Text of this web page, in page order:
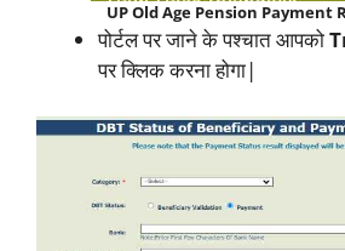
UP Old Age Pension Payment
पोर्टल पर जाने के पश्चात आपको
पर क्लिक करना होगा|